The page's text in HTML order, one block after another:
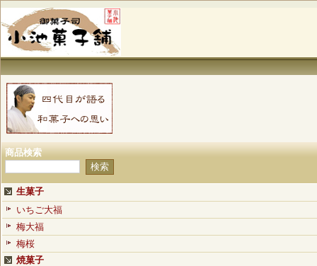
商品検索
生菓子
いちご大福
梅大福
梅桜
焼菓子